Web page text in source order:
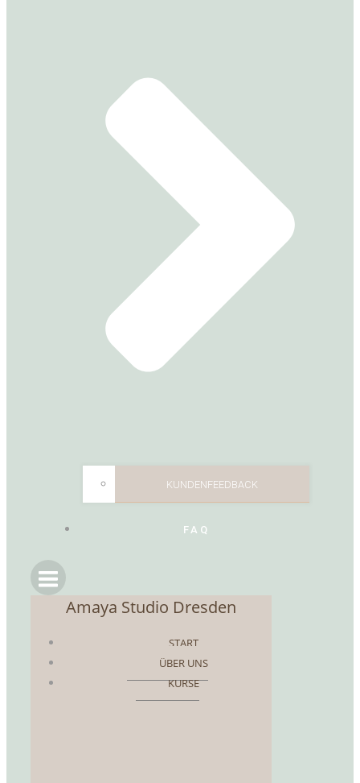
KUNDENFEEDBACK
FAQ
Amaya Studio Dresden
START
ÜBER UNS
KURSE